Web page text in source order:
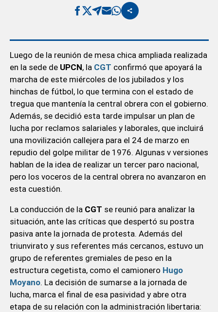
Luego de la reunión de mesa chica ampliada realizada
en la sede de UPCN, la CGT confirmó que apoyará la
marcha de este miércoles de los jubilados y los
hinchas de fútbol, lo que termina con el estado de
tregua que mantenía la central obrera con el gobierno.
Además, se decidió esta tarde impulsar un plan de
lucha por reclamos salariales y laborales, que incluirá
una movilización callejera para el 24 de marzo en
repudio del golpe militar de 1976. Algunas v versiones
hablan de la idea de realizar un tercer paro nacional,
pero los voceros de la central obrera no avanzaron en
esta cuestión.
La conducción de la CGT se reunió para analizar la
situación, ante las críticas que despertó su postra
pasiva ante la jornada de protesta. Además del
triunvirato y sus referentes más cercanos, estuvo un
grupo de referentes gremiales de peso en la
estructura cegetista, como el camionero Hugo
Moyano. La decisión de sumarse a la jornada de
lucha, marca el final de esa pasividad y abre otra
etapa de su relación con la administración libertaria: